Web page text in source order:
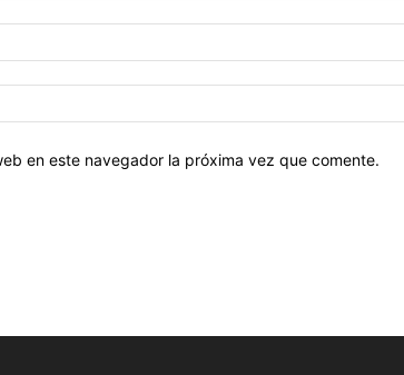
en este navegador la próxima vez que comente.